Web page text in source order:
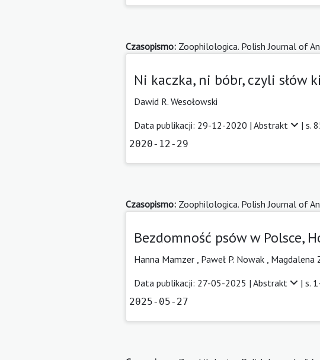
Czasopismo: Zoophilologica. Polish Journal of
Ni kaczka, ni bóbr, czyli
Dawid R. Wesołowski
Data publikacji: 29-12-2020 | Abstrakt | s.
2020-12-29
Czasopismo: Zoophilologica. Polish Journal of
Bezdomność psów w Polsce,
Hanna Mamzer Paweł P. Nowak Magdalena
Data publikacji: 27-05-2025 | Abstrakt | s.
2025-05-27